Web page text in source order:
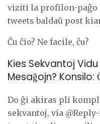
viziti la profilon-paĝo
tweets baldaŭ post
Ĉu ĉio? Ne facile, ĉu?
Kies Sekvantoj
Mesaĝojn? Konsilo:
Do ĝi akiras pli
sekvantoj, via